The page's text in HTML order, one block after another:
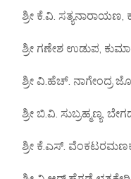
ಶ್ರೀ ಕೆ.ವಿ. ಸತ್ಯನಾರಾಯಣ,
ಶ್ರೀ ಗಣೇಶ ಉಡುಪ,
ಶ್ರೀ ವಿ.ಹೆಚ್. ನಾಗೇಂದ್ರ
ಶ್ರೀ ಬಿ.ವಿ. ಸುಬ್ರಹ್ಮಣ್ಯ,
ಶ್ರೀ ಕೆ.ಎಸ್.